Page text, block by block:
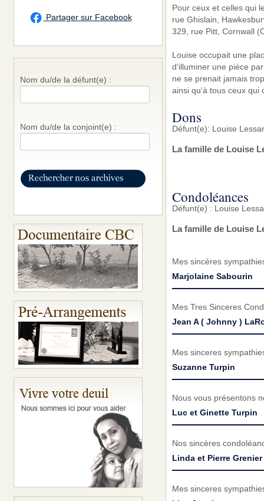
Partager sur Facebook
Nom du/de la défunt(e) :
Nom du/de la conjoint(e) :
Pour ceux et celles qui
rue Ghislain,
329, rue Pitt, Cornwall
Louise occupait une
d’illuminer une pièce
ne se prenait jamais
ainsi qu’à tous ceux
Dons
Défunt(e): Louise
La famille de Louise
Condoléances
Défunt(e) : Louise
La famille de Louise
Mes sincères
Marjolaine Sabourin
Mes Tres Sinceres
Jean A ( Johnny )
Mes sinceres
Suzanne Turpin
Nous vous présentons
Luc et Ginette Turpin
Nos sincères
Linda et Pierre Grenier
Mes sinceres